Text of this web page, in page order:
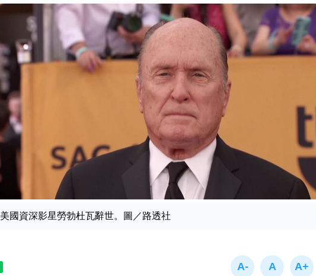
美國資深影星勞勃杜瓦辭世。圖／路透社